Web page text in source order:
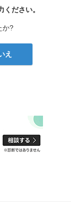
ださい。
か?
え